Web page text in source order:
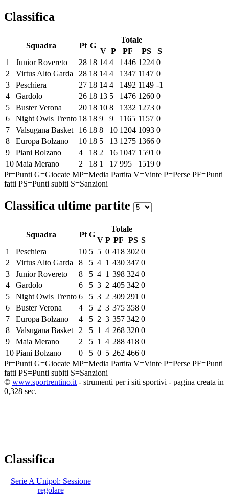
Classifica
Squadra Pt G
Totale
V P PF PS
S
1
Junior Rovereto 28 18 14 4 1446 1224 0
2
Virtus Alto Garda 28 18 14 4 1347 1147 0
3
Peschiera 27 18 14 4 1492 1149 -1
4
Gardolo 26 18 13 5 1476 1260 0
5
Buster Verona 20 18 10 8 1332 1273 0
6
Night Owls Trento 18 18 9 9 1165 1157 0
7
Valsugana Basket 16 18 8 10 1204 1093 0
8
Europa Bolzano 10 18 5 13 1275 1366 0
9
Piani Bolzano 4 18 2 16 1047 1591 0
10 Maia Merano 2 18 1 17 995 1519 0
Pt=Punti G=Giocate MP=Media Partita V=Vinte P=Perse PF=Punti
fatti PS=Punti subiti S=Sanzioni
Classifica ultime partite
Squadra Pt G
Totale
V P PF PS S
1
Peschiera 10 5 5 0 418 302 0
2
Virtus Alto Garda 8 5 4 1 430 347 0
3
Junior Rovereto 8 5 4 1 398 324 0
4
Gardolo 6 5 3 2 405 342 0
5
Night Owls Trento 6 5 3 2 309 291 0
6
Buster Verona 4 5 2 3 375 358 0
7
Europa Bolzano 4 5 2 3 357 342 0
8
Valsugana Basket 2 5 1 4 268 320 0
9
Maia Merano 2 5 1 4 288 418 0
10 Piani Bolzano 0 5 0 5 262 466 0
Pt=Punti G=Giocate MP=Media Partita V=Vinte P=Perse PF=Punti
fatti PS=Punti subiti S=Sanzioni
© www.sportrentino.it - strumenti per i siti sportivi - pagina creata in
0,328 sec.
Classifica
Serie A Unipol: Sessione
regolare